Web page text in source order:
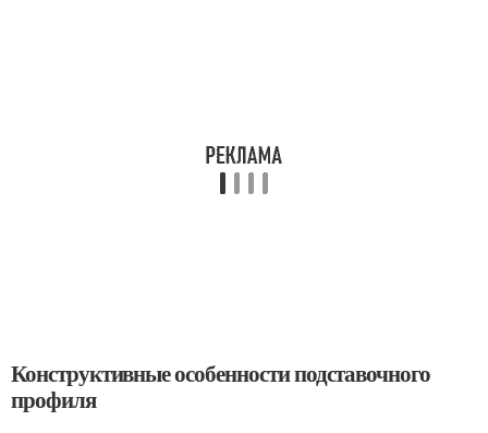
Конструктивные особенности подставочного
профиля